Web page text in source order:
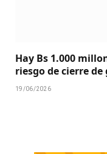
Hay Bs 1.000
riesgo de cierre
19/06/2026